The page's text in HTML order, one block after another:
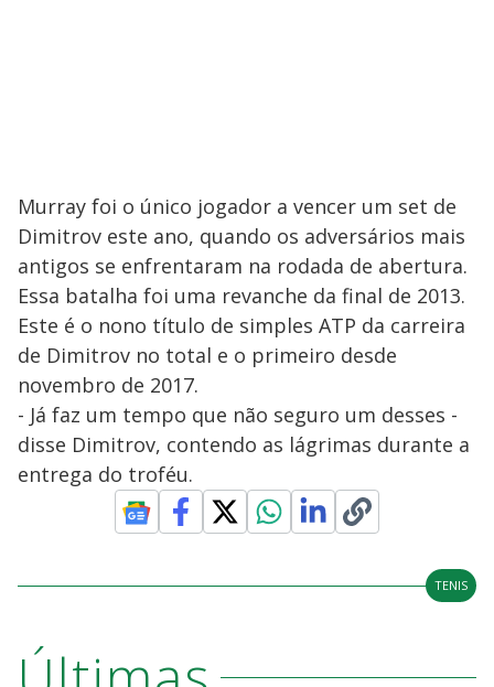
Murray foi o único jogador a vencer um set de
Dimitrov este ano, quando os adversários mais
antigos se enfrentaram na rodada de abertura.
Essa batalha foi uma revanche da final de 2013.
Este é o nono título de simples ATP da carreira
de Dimitrov no total e o primeiro desde
novembro de 2017.
- Já faz um tempo que não seguro um desses -
disse Dimitrov, contendo as lágrimas durante a
entrega do troféu.
TENIS